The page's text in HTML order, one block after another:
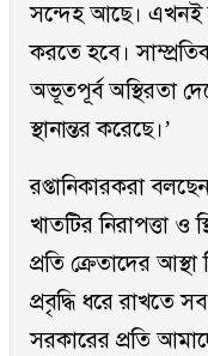
সন্দেহ আছে। এখনই
করতে হবে।
অভূতপূর্ব অস্থিরতা
স্থানান্তর করেছে।’
রপ্তানিকারকরা
খাতটির নিরাপত্তা ও
প্রতি ক্রেতাদের
প্রবৃদ্ধি ধরে রাখতে
সরকারের প্রতি